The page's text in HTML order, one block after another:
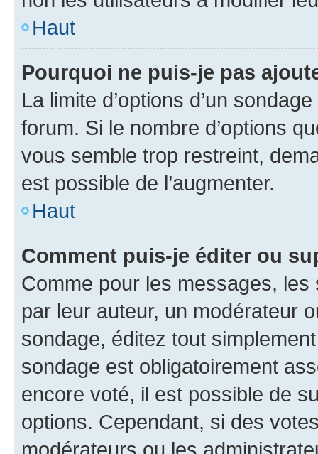
Haut
Pourquoi ne puis-je pas
La limite d’options d’un
forum. Si le nombre d’options
vous semble trop restreint,
est possible de l’augmenter.
Haut
Comment puis-je éditer ou
Comme pour les messages,
par leur auteur, un modérateur
sondage, éditez tout
sondage est obligatoirement
encore voté, il est possible de
options. Cependant, si des